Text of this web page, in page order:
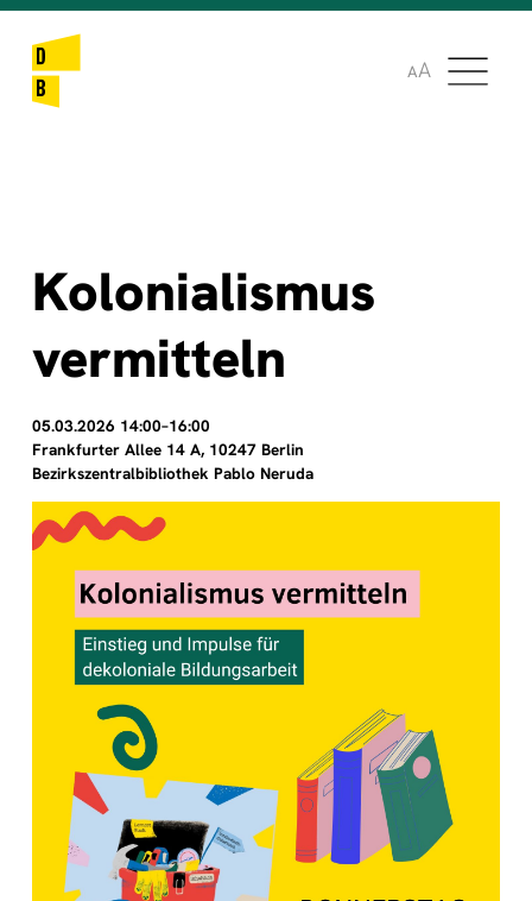
AA
Kolonialismus
vermitteln
05.03.2026 14:00–16:00
Frankfurter Allee 14 A, 10247 Berlin
Bezirkszentralbibliothek Pablo Neruda